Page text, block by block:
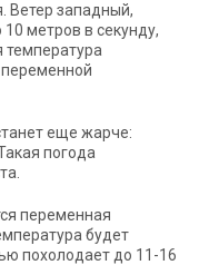
Ветер западный,
10 метров в секунду,
переменной
еще жарче:
погода
переменная
будет
похолодает до 11-16